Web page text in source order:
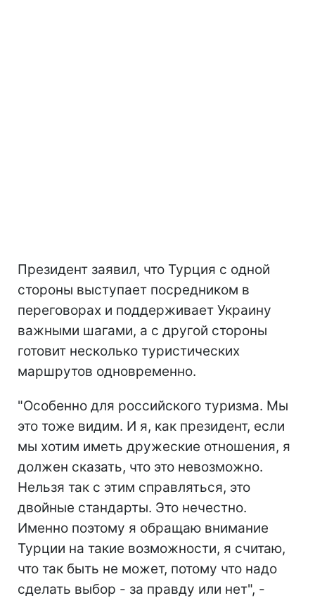
Президент заявил, что Турция с одной
стороны выступает посредником в
переговорах и поддерживает Украину
важными шагами, а с другой стороны
готовит несколько туристических
маршрутов одновременно.
"Особенно для российского туризма. Мы
это тоже видим. И я, как президент, если
мы хотим иметь дружеские отношения, я
должен сказать, что это невозможно.
Нельзя так с этим справляться, это
двойные стандарты. Это нечестно.
Именно поэтому я обращаю внимание
Турции на такие возможности, я считаю,
что так быть не может, потому что надо
сделать выбор - за правду или нет", -